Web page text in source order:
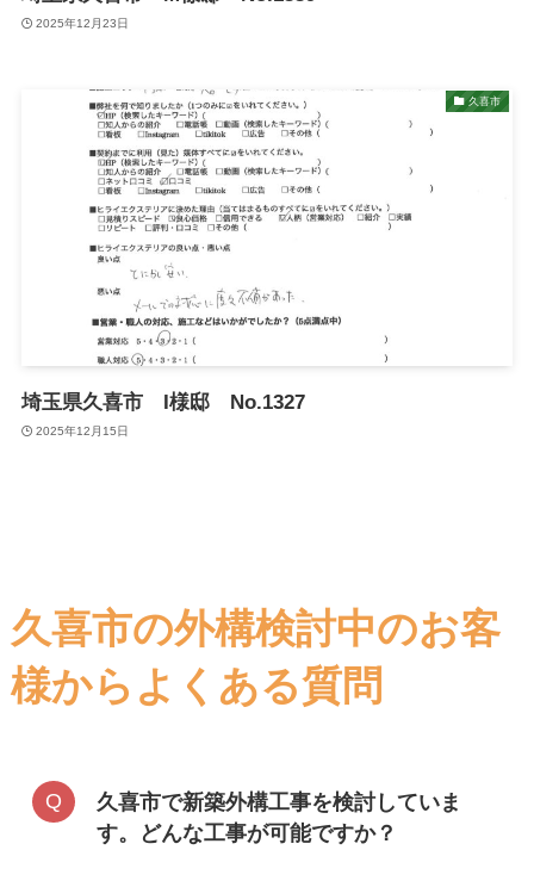
2025年12月23日
久喜市
埼玉県久喜市 I様邸 No.1327
2025年12月15日
久喜市の外構検討中のお客
様からよくある質問
久喜市で新築外構工事を検討していま
す。どんな工事が可能ですか？